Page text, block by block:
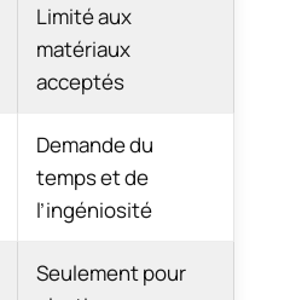
Limité aux
matériaux
acceptés
Demande du
temps et de
l’ingéniosité
Seulement pour